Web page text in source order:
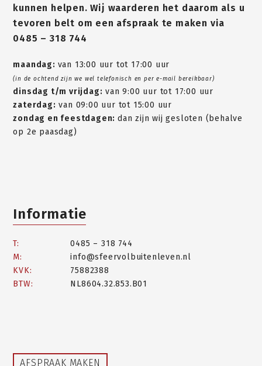
kunnen helpen. Wij waarderen het daarom als u
tevoren belt om een afspraak te maken via
0485 – 318 744
maandag: van 13:00 uur tot 17:00 uur
(in de ochtend zijn we wel telefonisch en per e-mail bereikbaar)
dinsdag t/m vrijdag: van 9:00 uur tot 17:00 uur
zaterdag: van 09:00 uur tot 15:00 uur
zondag en feestdagen:dan zijn wij gesloten (behalve
op 2e paasdag)
Informatie
T:
0485 – 318 744
M:
info@sfeervolbuitenleven.nl
KVK:
75882388
BTW:
NL8604.32.853.B01
AFSPRAAK MAKEN